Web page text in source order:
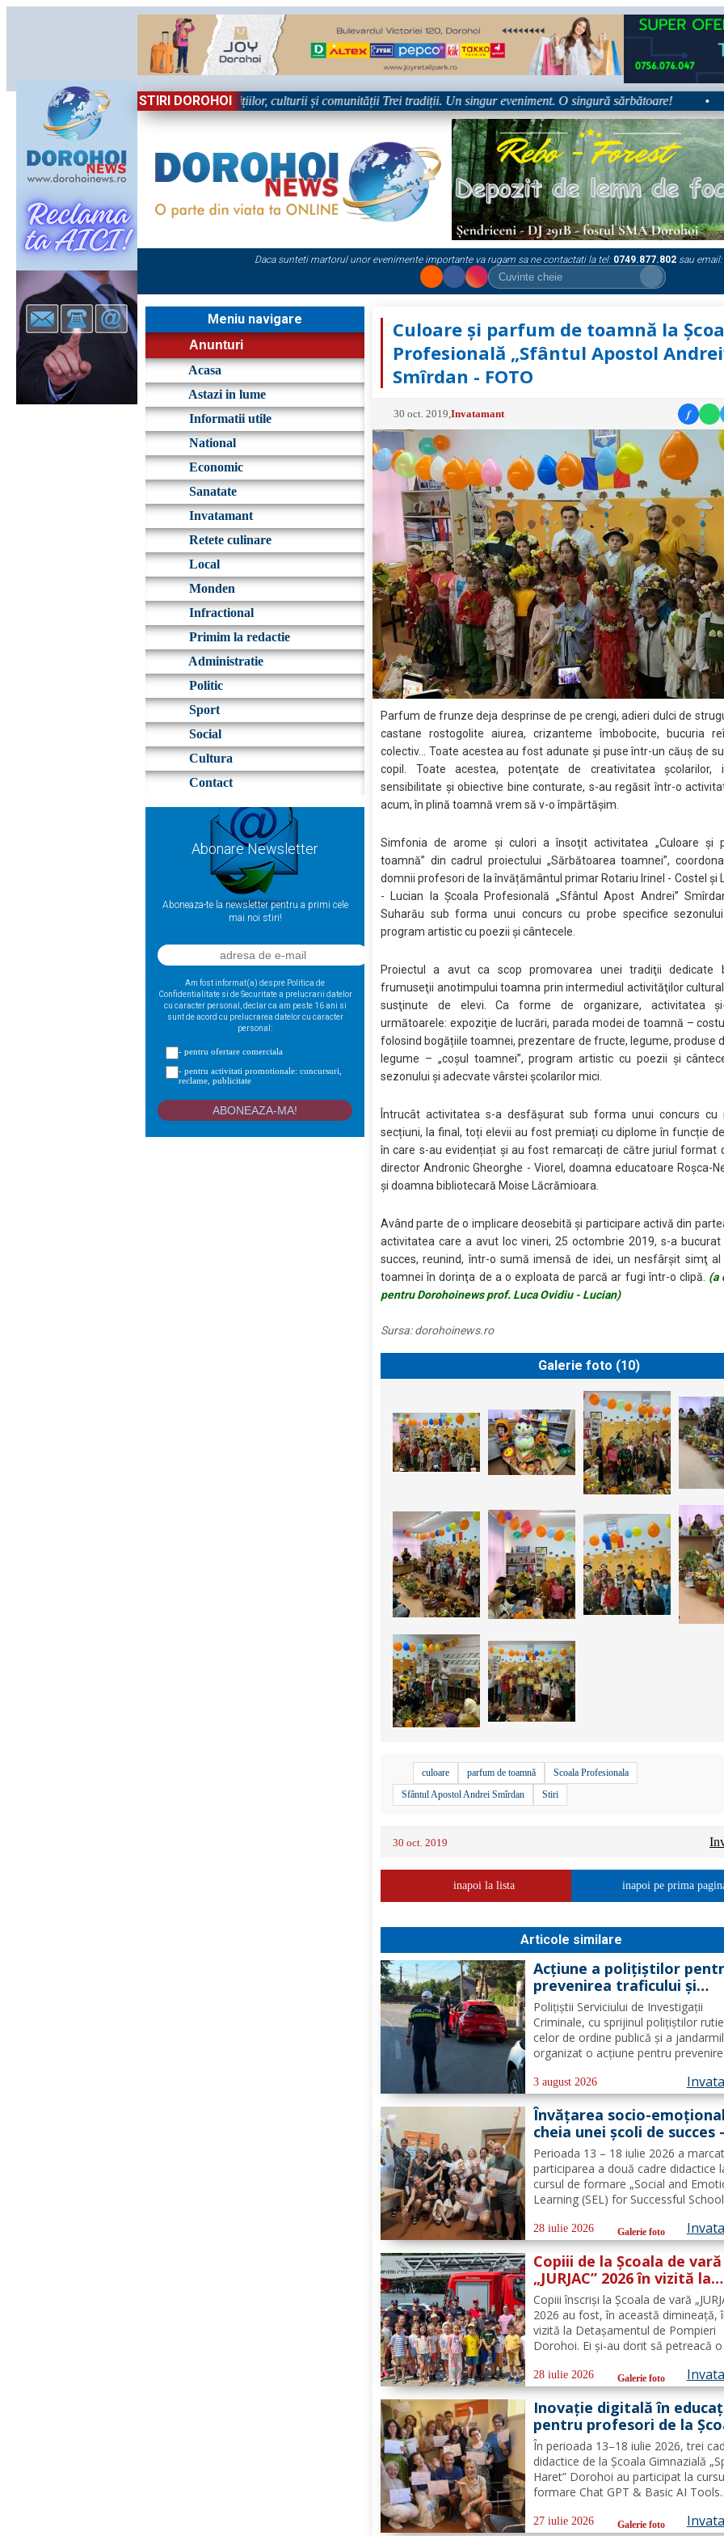
STIRI DOROHOI
Sărbătoare!” – trei zile dedicate tradițiilor, culturii și comunității Trei tradiții. Un singur eveniment. O singură sărbătoare! •
Daca sunteti martorul unor evenimente importante va rugam sa ne contactati la tel: 0749.877.802 sau email:
Meniu navigare
Anunturi
Acasa
Astazi in lume
Informatii utile
National
Economic
Sanatate
Invatamant
Retete culinare
Local
Monden
Infractional
Primim la redactie
Administratie
Politic
Sport
Social
Cultura
Contact
Abonare Newsletter
Aboneaza-te la newsletter pentru a primi cele
mai noi stiri!
Am fost informat(a) despre Politica de
Confidentialitate si de Securitate a prelucrarii datelor
cu caracter personal, declar ca am peste 16 ani si
sunt de acord cu prelucrarea datelor cu caracter
personal:
- pentru ofertare comerciala
- pentru activitati promotionale: concursuri,
reclame, publicitate
Culoare și parfum de toamnă la
Profesională „Sfântul Apostol
Smîrdan - FOTO
30 oct. 2019 ,Invatamant f
Parfum de frunze deja desprinse de pe crengi, adieri dulci de
castane rostogolite aiurea, crizanteme îmbobocite, bucuria
colectiv... Toate acestea au fost adunate şi puse într-un căuş de
copil. Toate acestea, potenţate de creativitatea școlarilor,
sensibilitate şi obiective bine conturate, s-au regăsit într-o
acum, în plină toamnă vrem să v-o împărtăşim.
Simfonia de arome şi culori a însoţit activitatea „Culoare şi
toamnă” din cadrul proiectului „Sărbătoarea toamnei”,
domnii profesori de la învățământul primar Rotariu Irinel - Costel și
- Lucian la Şcoala Profesională „Sfântul Apost Andrei”
Suharău sub forma unui concurs cu probe specifice
program artistic cu poezii și cântecele.
Proiectul a avut ca scop promovarea unei tradiţii dedicate
frumuseţii anotimpului toamna prin intermediul activităţilor
susţinute de elevi. Ca forme de organizare, activitatea
următoarele: expoziţie de lucrări, parada modei de toamnă –
folosind bogățiile toamnei, prezentare de fructe, legume, produse
legume – „coșul toamnei”, program artistic cu poezii și
sezonului și adecvate vârstei școlarilor mici.
Întrucât activitatea s-a desfășurat sub forma unui concurs cu
secțiuni, la final, toți elevii au fost premiați cu diplome în funcție
în care s-au evidențiat și au fost remarcați de către juriul format
director Andronic Gheorghe - Viorel, doamna educatoare Roșca-
și doamna bibliotecară Moise Lăcrămioara.
Având parte de o implicare deosebită și participare activă din
activitatea care a avut loc vineri, 25 octombrie 2019, s-a bucurat
succes, reunind, într-o sumă imensă de idei, un nesfârşit simţ
toamnei în dorinţa de a o exploata de parcă ar fugi într-o clipă. (a
pentru Dorohoinews prof. Luca Ovidiu - Lucian)
Sursa:dorohoinews.ro
Galerie foto (10)
culoare parfum de toamnă
Scoala Profesionala
Sfântul Apostol Andrei Smîrdan
Stiri
30 oct. 2019
inapoi la lista inapoi pe prima
Articole similare
Acțiune a polițiștilor
prevenirea traficului și
furturilor de autovehicule
Polițiștii Serviciului de Investigații
Criminale, cu sprijinul polițiștilor
celor de ordine publică și a
organizat o acțiune pentru
precum și pentru combaterea
furturilor de autovehicule, pe raza...
3 august 2026
Învățarea socio-
cheia unei școli de succes -
Formare Erasmus+ pentru
două cadre didactice de la
Școala Gimnazială „Spiru
Haret” Dorohoi - FOTO
Perioada 13 – 18 iulie 2026 a marcat
participarea a două cadre didactice
cursul de formare „Social and
Learning (SEL) for Successful
Italia, finanțat prin programul de
Acreditare Erasmus +, domeniul
școlară număr de referință...
28 iulie 2026 Galerie foto
Copiii de la Școala de vară
„JURJAC” 2026 în vizită la
Detașamentul de
Dorohoi - FOTO
Copiii înscriși la Școala de vară
2026 au fost, în această dimineață,
vizită la Detașamentul de Pompieri
Dorohoi. Ei și-au dorit să petreacă o
intervențiile la care au participat și
oamenii pe care i-au ajutat de-a
timpului. „Ne...
28 iulie 2026 Galerie foto
Inovație digitală în
pentru profesori de la
Gimnazială „Spiru Haret”
Dorohoi prin Erasmus+
În perioada 13–18 iulie 2026, trei
didactice de la Școala Gimnazială
Haret” Dorohoi au participat la
formare Chat GPT & Basic AI Tools
Italia, finanțat în cadrul programului
27 iulie 2026 Galerie foto